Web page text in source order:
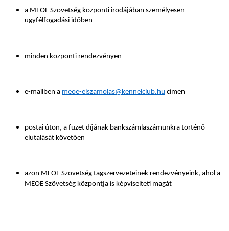
a MEOE Szövetség központi irodájában személyesen
ügyfélfogadási időben
minden központi rendezvényen
e-mailben a meoe-elszamolas@kennelclub.hu címen
postai úton, a füzet díjának bankszámlaszámunkra történő
elutalását követően
azon MEOE Szövetség tagszervezeteinek rendezvényeink, ahol a
MEOE Szövetség központja is képviselteti magát